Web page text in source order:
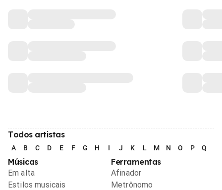
Todos artistas
A B C D E F G H I J K L M N O P Q
Músicas
Em alta
Estilos musicais
Ferramentas
Afinador
Metrônomo